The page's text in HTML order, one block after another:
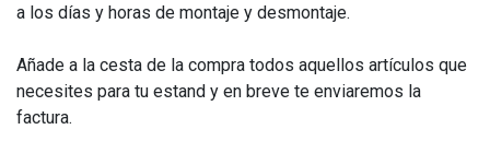
a los días y horas de montaje y desmontaje.
Añade a la cesta de la compra todos aquellos artículos que
necesites para tu estand y en breve te enviaremos la
factura.